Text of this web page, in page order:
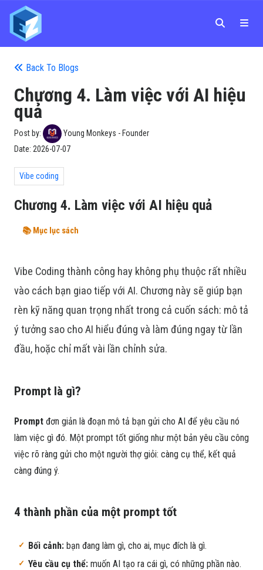
Back To Blogs
Chương 4. Làm việc với AI hiệu
quả
Post by:
Young Monkeys - Founder
Date: 2026-07-07
Vibe coding
Chương 4. Làm việc với AI hiệu quả
📚 Mục lục sách
Vibe Coding thành công hay không phụ thuộc rất nhiều
vào cách bạn giao tiếp với AI. Chương này sẽ giúp bạn
rèn kỹ năng quan trọng nhất trong cả cuốn sách: mô tả
ý tưởng sao cho AI hiểu đúng và làm đúng ngay từ lần
đầu, hoặc chỉ mất vài lần chỉnh sửa.
Prompt là gì?
Prompt đơn giản là đoạn mô tả bạn gửi cho AI để yêu cầu nó
làm việc gì đó. Một prompt tốt giống như một bản yêu cầu công
việc rõ ràng gửi cho một người thợ giỏi: càng cụ thể, kết quả
càng đúng ý.
4 thành phần của một prompt tốt
Bối cảnh: bạn đang làm gì, cho ai, mục đích là gì.
Yêu cầu cụ thể: muốn AI tạo ra cái gì, có những phần nào.